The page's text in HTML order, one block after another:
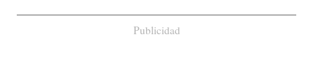
Publicidad